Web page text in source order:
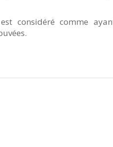
considéré comme